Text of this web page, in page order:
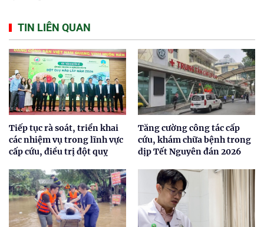
TIN LIÊN QUAN
Tiếp tục rà soát, triển khai
các nhiệm vụ trong lĩnh vực
cấp cứu, điều trị đột quỵ
Tăng cường công tác cấp
cứu, khám chữa bệnh trong
dịp Tết Nguyên đán 2026